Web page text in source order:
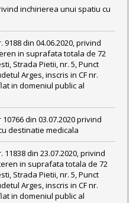
inchirierea unui spatiu cu
din 04.06.2020, privind
in suprafata totala de 72
Strada Pietii, nr. 5, Punct
Arges, inscris in CF nr.
in domeniul public al
din 03.07.2020 privind
destinatie medicala
din 23.07.2020, privind
in suprafata totala de 72
Strada Pietii, nr. 5, Punct
Arges, inscris in CF nr.
in domeniul public al